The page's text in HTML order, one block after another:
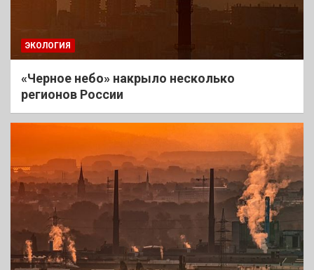
ЭКОЛОГИЯ
«Черное небо» накрыло несколько
регионов России